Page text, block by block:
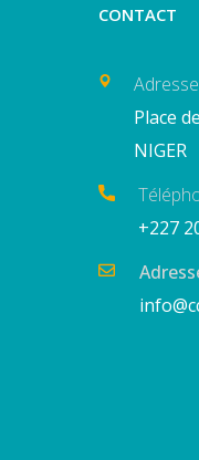
CONTACT
Adresse
Place
NIGER
+227